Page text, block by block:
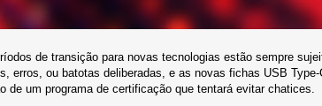
de transição para novas tecnologias estão sempre
erros, ou batotas deliberadas, e as novas fichas USB
de um programa de certificação que tentará evitar chatices.